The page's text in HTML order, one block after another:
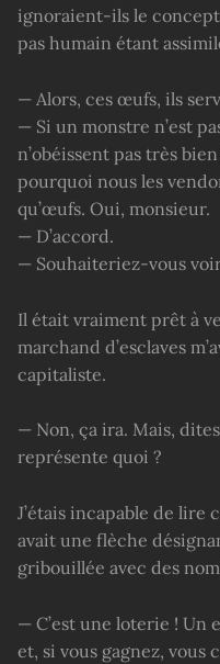
ignoraient-ils le concept
pas humain étant
— Alors, ces œufs, ils
— Si un monstre n’est
n’obéissent pas très
pourquoi nous les
qu’œufs. Oui, monsieur.
— D’accord.
— Souhaiteriez-vous
Il était vraiment prêt à
marchand d’esclaves
capitaliste.
— Non, ça ira. Mais,
représente quoi ?
J’étais incapable de lire
avait une flèche
gribouillée avec des
— C’est une loterie ! Un
et, si vous gagnez, vous